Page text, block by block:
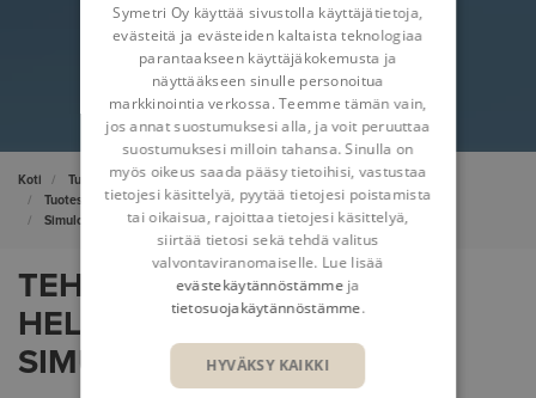
Koti
Tuotesuunnittelu ja tuotteen elinkaaren hallinta
Tuotesuunnittelu ja tuotetiedon hallinta
Simulointi ja generatiivinen suunnittelu
TEHOSTA SUUNNITTELUA
HELPPOKÄYTTÖISILLÄ
SIMULOINTITYÖKALUILLA
Symetri Oy käyttää sivustolla käyttäjätietoja,
evästeitä ja evästeiden kaltaista teknologiaa
parantaakseen käyttäjäkokemusta ja
näyttääkseen sinulle personoitua
markkinointia verkossa. Teemme tämän vain,
jos annat suostumuksesi alla, ja voit peruuttaa
suostumuksesi milloin tahansa. Sinulla on
myös oikeus saada pääsy tietoihisi, vastustaa
tietojesi käsittelyä, pyytää tietojesi poistamista
tai oikaisua, rajoittaa tietojesi käsittelyä,
siirtää tietosi sekä tehdä valitus
valvontaviranomaiselle. Lue lisää
evästekäytännöstämme ja
tietosuojakäytännöstämme.
HYVÄKSY KAIKKI